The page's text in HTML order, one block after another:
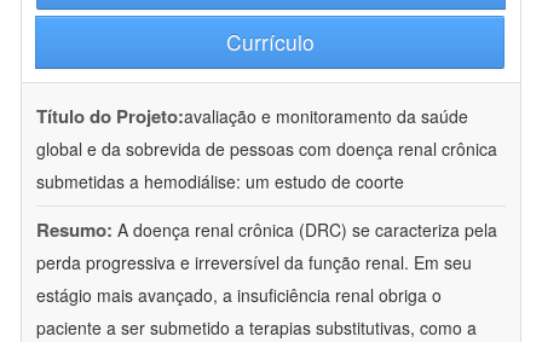
Currículo
Título do Projeto:avaliação e monitoramento da saúde
global e da sobrevida de pessoas com doença renal crônica
submetidas a hemodiálise: um estudo de coorte
Resumo: A doença renal crônica (DRC) se caracteriza pela
perda progressiva e irreversível da função renal. Em seu
estágio mais avançado, a insuficiência renal obriga o
paciente a ser submetido a terapias substitutivas, como a